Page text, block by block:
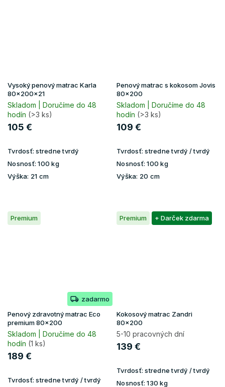
Vysoký penový matrac Karla
80x200x21
Skladom | Doručíme do 48
hodín (>3 ks)
105 €
Tvrdosť: stredne tvrdý
Nosnosť: 100 kg
Výška: 21 cm
Penový matrac s kokosom Jovis
80x200
Skladom | Doručíme do 48
hodín (>3 ks)
109 €
Tvrdosť: stredne tvrdý / tvrdý
Nosnosť: 100 kg
Výška: 20 cm
Premium
zadarmo
Penový zdravotný matrac Eco
premium 80x200
Skladom | Doručíme do 48
hodín (1 ks)
189 €
Tvrdosť: stredne tvrdý / tvrdý
Premium + Darček zdarma
Kokosový matrac Zandri
80x200
5-10 pracovných dní
139 €
Tvrdosť: stredne tvrdý / tvrdý
Nosnosť: 130 kg